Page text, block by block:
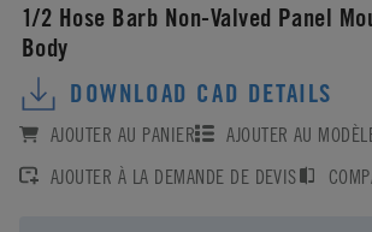
1/2 Hose Barb Non-Valved Panel
Body
DOWNLOAD CAD DETAILS
AJOUTER AU PANIER
AJOUTER AU
AJOUTER À LA DEMANDE DE DEVIS